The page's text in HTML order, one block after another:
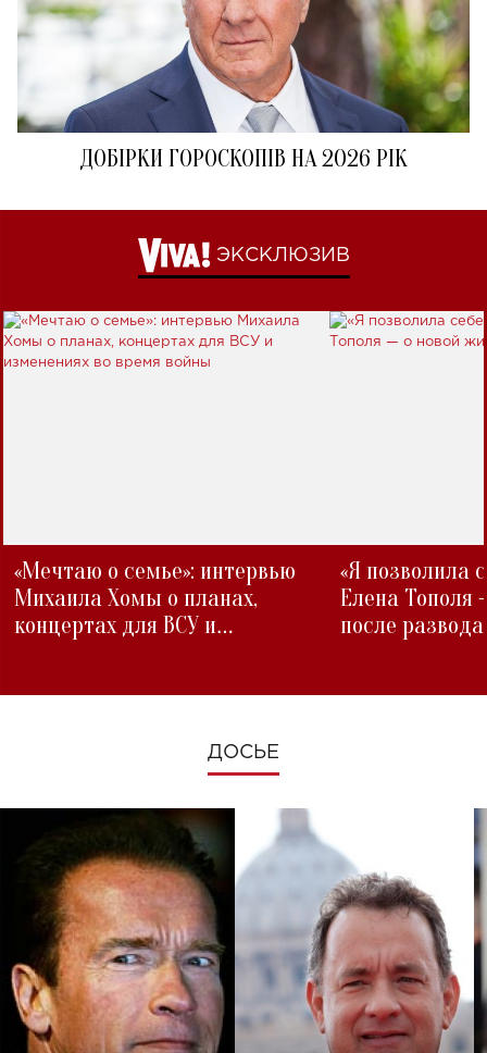
ДОБІРКИ ГОРОСКОПІВ НА 2026 РІК
ЭКСКЛЮЗИВ
«Мечтаю о семье»: интервью
Михаила Хомы о планах,
концертах для ВСУ и
«Я позволила
Елена Тополя
после развода
ДОСЬЕ